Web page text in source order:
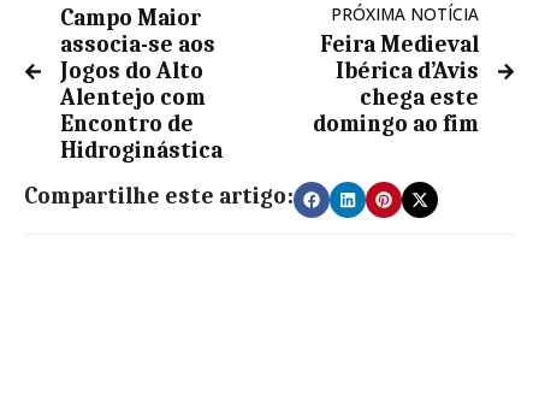
Campo Maior
associa-se aos
Jogos do Alto
Alentejo com
Encontro de
Hidroginástica
PRÓXIMA NOTÍCIA
Feira Medieval
Ibérica d’Avis
chega este
domingo ao fim
Compartilhe este artigo: